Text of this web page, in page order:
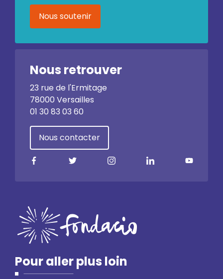
Nous soutenir
Nous retrouver
23 rue de l'Ermitage
78000 Versailles
01 30 83 03 60
Nous contacter
Pour aller plus loin